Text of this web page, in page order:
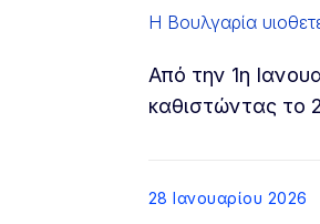
Η Βουλγαρία
Από την 1η
καθιστώντας το
List item
28 Ιανουαρίου 2026